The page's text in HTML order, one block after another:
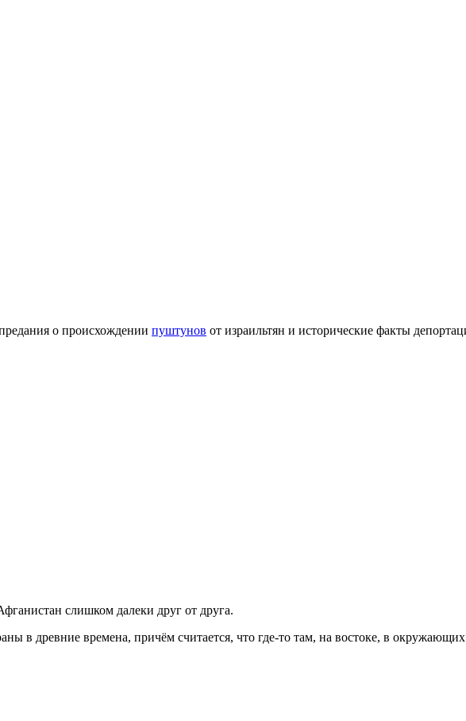
о происхождении пуштунов от израильтян и исторические факты
слишком далеки друг от друга.
в древние времена, причём считается, что где-то там, на востоке, в